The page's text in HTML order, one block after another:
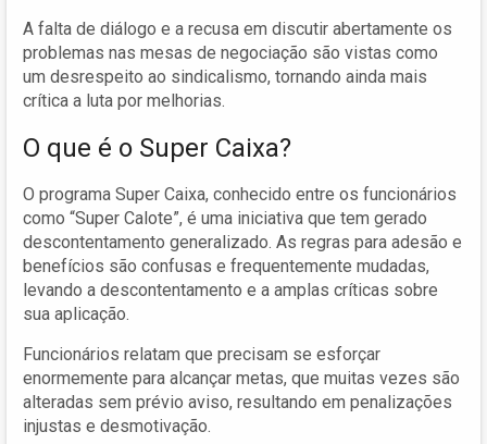
A falta de diálogo e a recusa em discutir abertamente os
problemas nas mesas de negociação são vistas como
um desrespeito ao sindicalismo, tornando ainda mais
crítica a luta por melhorias.
O que é o Super Caixa?
O programa Super Caixa, conhecido entre os funcionários
como “Super Calote”, é uma iniciativa que tem gerado
descontentamento generalizado. As regras para adesão e
benefícios são confusas e frequentemente mudadas,
levando a descontentamento e a amplas críticas sobre
sua aplicação.
Funcionários relatam que precisam se esforçar
enormemente para alcançar metas, que muitas vezes são
alteradas sem prévio aviso, resultando em penalizações
injustas e desmotivação.